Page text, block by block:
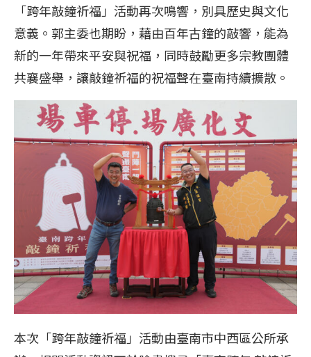
「跨年敲鐘祈福」活動再次鳴響，別具歷史與文化
意義。郭主委也期盼，藉由百年古鐘的敲響，能為
新的一年帶來平安與祝福，同時鼓勵更多宗教團體
共襄盛舉，讓敲鐘祈福的祝福聲在臺南持續擴散。
本次「跨年敲鐘祈福」活動由臺南市中西區公所承